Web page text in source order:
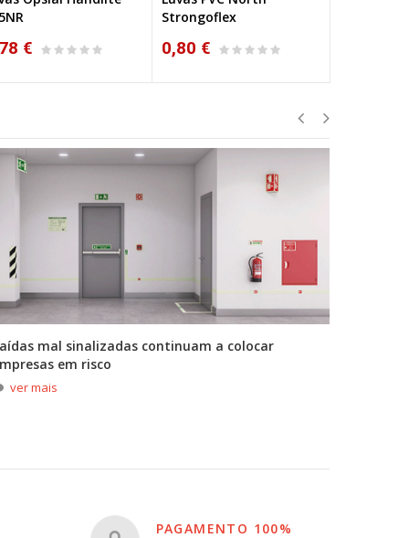
€
180B
0,84 €
mal sinalizadas continuam a colocar
em risco
ver mais
PAGAMENTO 100%